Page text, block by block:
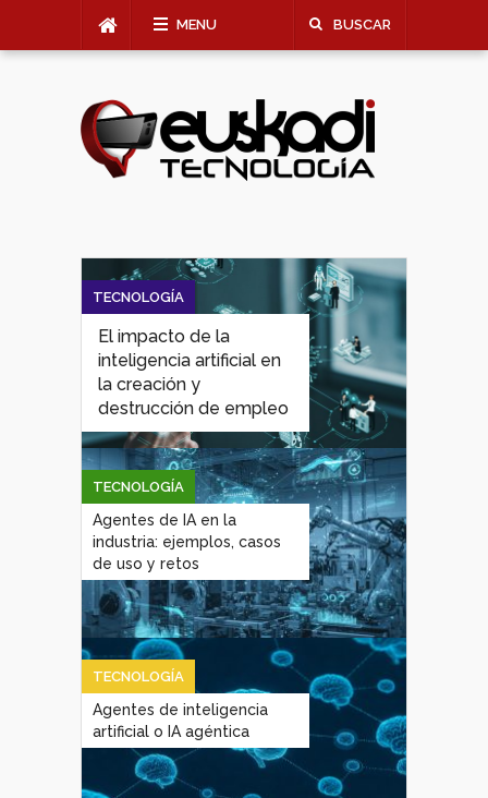
MENU BUSCAR
TECNOLOGÍA
El impacto de la
inteligencia artificial en
la creación y
destrucción de empleo
TECNOLOGÍA
Agentes de IA en la
industria: ejemplos, casos
de uso y retos
TECNOLOGÍA
Agentes de inteligencia
artificial o IA agéntica